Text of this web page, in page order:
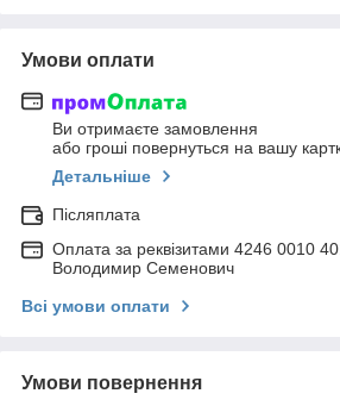
Умови оплати
Ви отримаєте замовлення
або гроші повернуться на вашу
Детальніше
Післяплата
Оплата за реквізитами 4246 0010
Володимир Семенович
Всі умови оплати
Умови повернення